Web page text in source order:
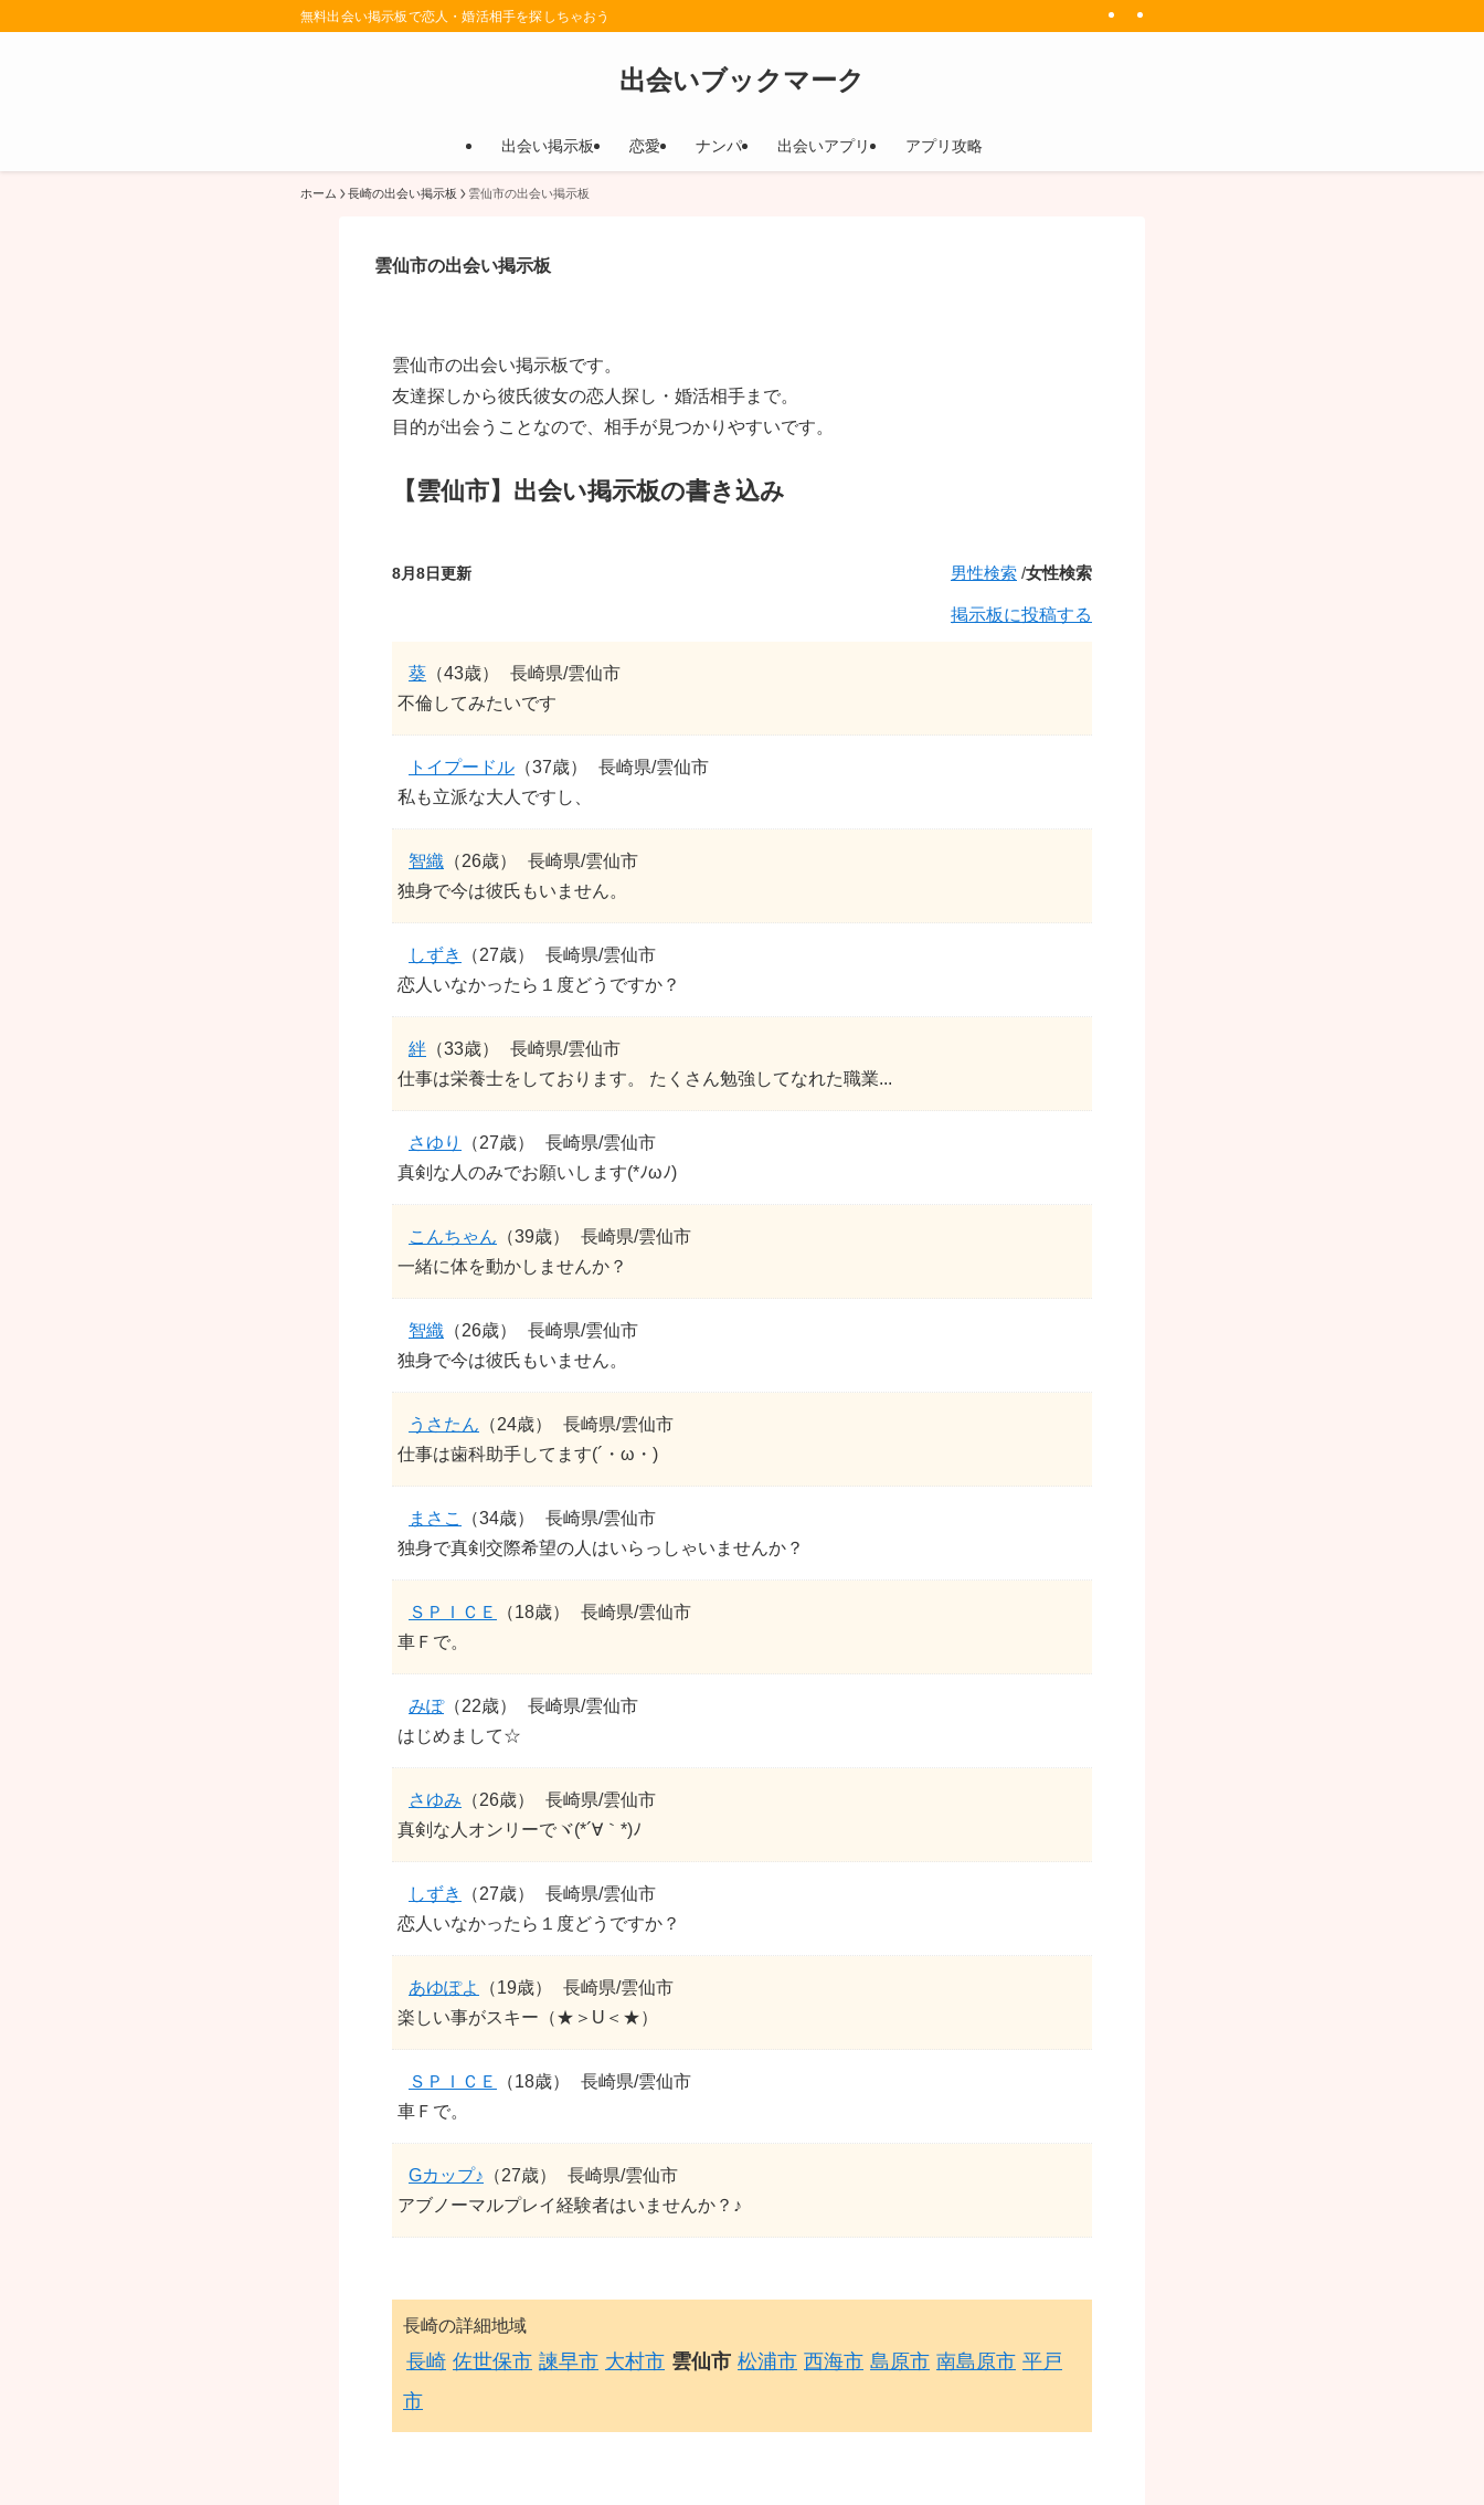
無料出会い掲示板で恋人・婚活相手を探しちゃおう
出会いブックマーク
出会い掲示板 恋愛 ナンパ 出会いアプリ アプリ攻略
ホーム 長崎の出会い掲示板 雲仙市の出会い掲示板
雲仙市の出会い掲示板
雲仙市の出会い掲示板です。
友達探しから彼氏彼女の恋人探し・婚活相手まで。
目的が出会うことなので、相手が見つかりやすいです。
【雲仙市】出会い掲示板の書き込み
8月8日更新 男性検索 /女性検索
掲示板に投稿する
葵 （43歳）
長崎県/雲仙市
不倫してみたいです
トイプードル （37歳）
長崎県/雲仙市
私も立派な大人ですし、
智織 （26歳）
長崎県/雲仙市
独身で今は彼氏もいません。
しずき （27歳）
長崎県/雲仙市
恋人いなかったら１度どうですか？
絆 （33歳）
長崎県/雲仙市
仕事は栄養士をしております。 たくさん勉強してなれた職業...
さゆり （27歳）
長崎県/雲仙市
真剣な人のみでお願いします(*ﾉωﾉ)
こんちゃん （39歳）
長崎県/雲仙市
一緒に体を動かしませんか？
智織 （26歳）
長崎県/雲仙市
独身で今は彼氏もいません。
うさたん （24歳）
長崎県/雲仙市
仕事は歯科助手してます(´・ω・)
まさこ （34歳）
長崎県/雲仙市
独身で真剣交際希望の人はいらっしゃいませんか？
ＳＰＩＣＥ （18歳）
長崎県/雲仙市
車Ｆで。
みぽ（22歳）
長崎県/雲仙市
はじめまして☆
さゆみ （26歳）
長崎県/雲仙市
真剣な人オンリーでヾ(*´∀｀*)ﾉ
しずき （27歳）
長崎県/雲仙市
恋人いなかったら１度どうですか？
あゆぽよ （19歳）
長崎県/雲仙市
楽しい事がスキー（★＞U＜★）
ＳＰＩＣＥ （18歳）
長崎県/雲仙市
車Ｆで。
Gカップ♪ （27歳）
長崎県/雲仙市
アブノーマルプレイ経験者はいませんか？♪
長崎の詳細地域
長崎 佐世保市 諫早市 大村市 雲仙市 松浦市 西海市 島原市 南島原市 平戸
市